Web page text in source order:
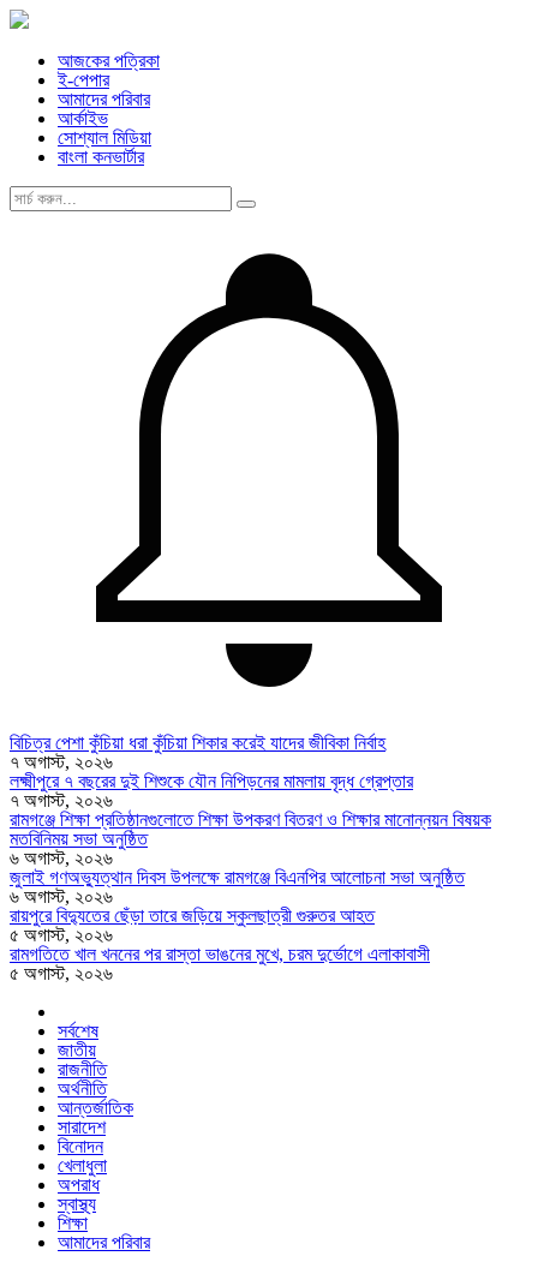
আজকের পত্রিকা
ই-পেপার
আমাদের পরিবার
আর্কাইভ
সোশ্যাল মিডিয়া
বাংলা কনভার্টার
বিচিত্র পেশা কুঁচিয়া ধরা কুঁচিয়া শিকার করেই যাদের জীবিকা নির্বাহ
৭ অগাস্ট, ২০২৬
লক্ষ্মীপুরে ৭ বছরের দুই শিশুকে যৌন নিপিড়নের মামলায় বৃদ্ধ গ্রেপ্তার
৭ অগাস্ট, ২০২৬
রামগঞ্জে শিক্ষা প্রতিষ্ঠানগুলোতে শিক্ষা উপকরণ বিতরণ ও শিক্ষার মানোন্নয়ন বিষয়ক
মতবিনিময় সভা অনুষ্ঠিত
৬ অগাস্ট, ২০২৬
জুলাই গণঅভ্যুত্থান দিবস উপলক্ষে রামগঞ্জে বিএনপির আলোচনা সভা অনুষ্ঠিত
৬ অগাস্ট, ২০২৬
রায়পুরে বিদ্যুতের ছেঁড়া তারে জড়িয়ে স্কুলছাত্রী গুরুতর আহত
৫ অগাস্ট, ২০২৬
রামগতিতে খাল খননের পর রাস্তা ভাঙনের মুখে, চরম দুর্ভোগে এলাকাবাসী
৫ অগাস্ট, ২০২৬
সর্বশেষ
জাতীয়
রাজনীতি
অর্থনীতি
আন্তর্জাতিক
সারাদেশ
বিনোদন
খেলাধুলা
অপরাধ
স্বাস্থ্য
শিক্ষা
আমাদের পরিবার